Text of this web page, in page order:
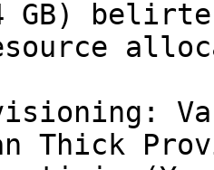
GB)
Thick